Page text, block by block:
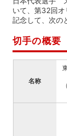
いて、第32回
記念して、次の
切手の概要
名称